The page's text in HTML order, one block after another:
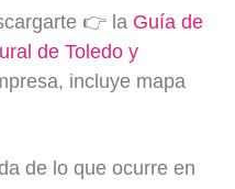
👉 la Guía de
de Toledo y
incluye mapa
de lo que ocurre en